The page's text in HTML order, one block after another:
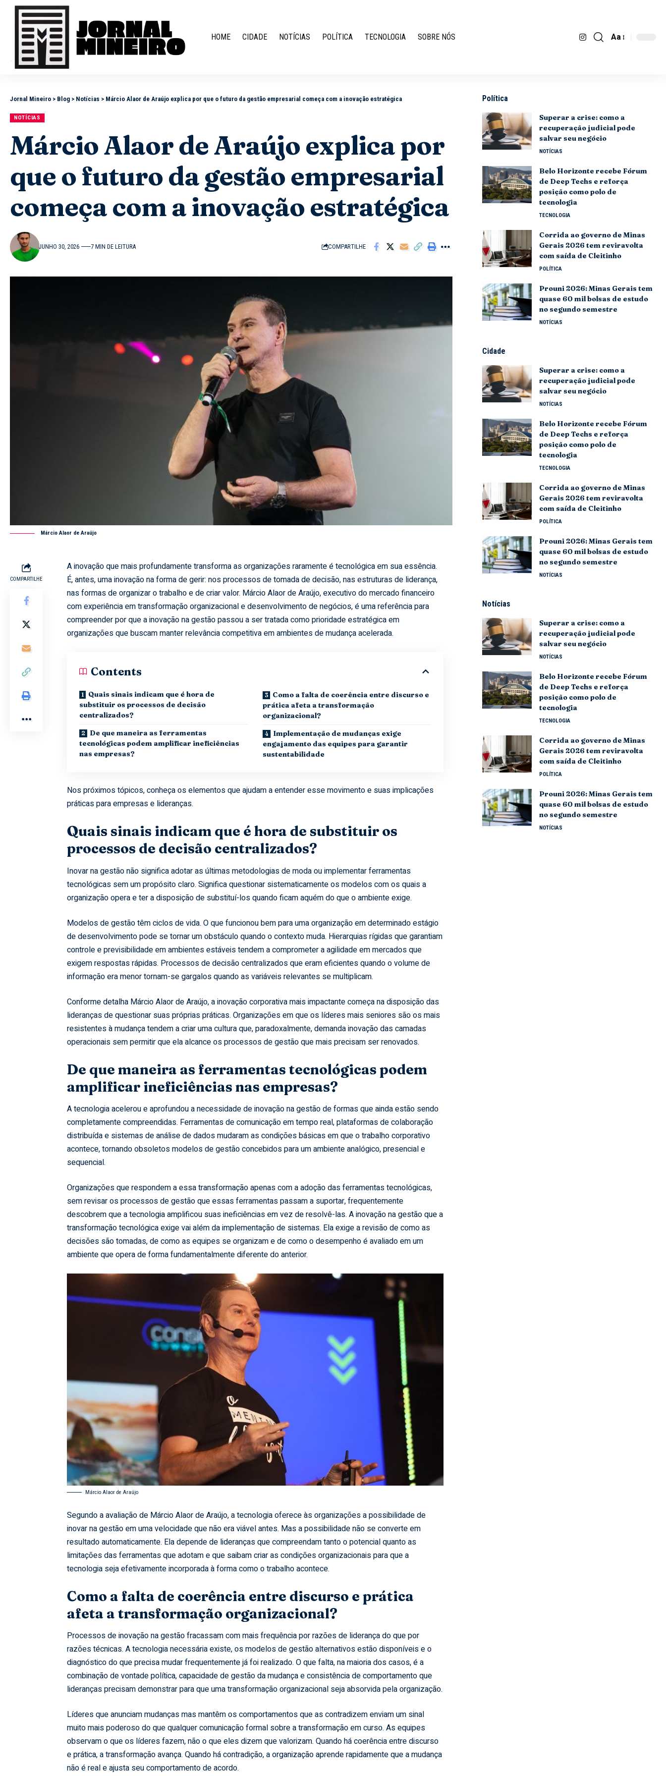
HOME CIDADE NOTÍCIAS POLÍTICA TECNOLOGIA SOBRE NÓS Aa
Jornal Mineiro > Blog > Notícias > Márcio Alaor de Araújo explica por que o futuro da gestão empresarial começa com a inovação estratégica
NOTÍCIAS
Márcio Alaor de Araújo explica por
que o futuro da gestão empresarial
começa com a inovação estratégica
JUNHO 30, 2026 7 MIN DE LEITURA COMPARTILHE
Márcio Alaor de Araújo
COMPARTILHE
A inovação que mais profundamente transforma as organizações raramente é tecnológica em sua essência.
É, antes, uma inovação na forma de gerir: nos processos de tomada de decisão, nas estruturas de liderança,
nas formas de organizar o trabalho e de criar valor. Márcio Alaor de Araújo, executivo do mercado financeiro
com experiência em transformação organizacional e desenvolvimento de negócios, é uma referência para
compreender por que a inovação na gestão passou a ser tratada como prioridade estratégica em
organizações que buscam manter relevância competitiva em ambientes de mudança acelerada.
Contents
Quais sinais indicam que é hora de
substituir os processos de decisão
centralizados?
De que maneira as ferramentas
tecnológicas podem amplificar ineficiências
nas empresas?
Como a falta de coerência entre discurso e
prática afeta a transformação
organizacional?
Implementação de mudanças exige
engajamento das equipes para garantir
sustentabilidade
Nos próximos tópicos, conheça os elementos que ajudam a entender esse movimento e suas implicações
práticas para empresas e lideranças.
Quais sinais indicam que é hora de substituir os
processos de decisão centralizados?
Inovar na gestão não significa adotar as últimas metodologias de moda ou implementar ferramentas
tecnológicas sem um propósito claro. Significa questionar sistematicamente os modelos com os quais a
organização opera e ter a disposição de substituí-los quando ficam aquém do que o ambiente exige.
Modelos de gestão têm ciclos de vida. O que funcionou bem para uma organização em determinado estágio
de desenvolvimento pode se tornar um obstáculo quando o contexto muda. Hierarquias rígidas que garantiam
controle e previsibilidade em ambientes estáveis tendem a comprometer a agilidade em mercados que
exigem respostas rápidas. Processos de decisão centralizados que eram eficientes quando o volume de
informação era menor tornam-se gargalos quando as variáveis relevantes se multiplicam.
Conforme detalha Márcio Alaor de Araújo, a inovação corporativa mais impactante começa na disposição das
lideranças de questionar suas próprias práticas. Organizações em que os líderes mais seniores são os mais
resistentes à mudança tendem a criar uma cultura que, paradoxalmente, demanda inovação das camadas
operacionais sem permitir que ela alcance os processos de gestão que mais precisam ser renovados.
De que maneira as ferramentas tecnológicas podem
amplificar ineficiências nas empresas?
A tecnologia acelerou e aprofundou a necessidade de inovação na gestão de formas que ainda estão sendo
completamente compreendidas. Ferramentas de comunicação em tempo real, plataformas de colaboração
distribuída e sistemas de análise de dados mudaram as condições básicas em que o trabalho corporativo
acontece, tornando obsoletos modelos de gestão concebidos para um ambiente analógico, presencial e
sequencial.
Organizações que respondem a essa transformação apenas com a adoção das ferramentas tecnológicas,
sem revisar os processos de gestão que essas ferramentas passam a suportar, frequentemente
descobrem que a tecnologia amplificou suas ineficiências em vez de resolvê-las. A inovação na gestão que a
transformação tecnológica exige vai além da implementação de sistemas. Ela exige a revisão de como as
decisões são tomadas, de como as equipes se organizam e de como o desempenho é avaliado em um
ambiente que opera de forma fundamentalmente diferente do anterior.
Márcio Alaor de Araújo
Segundo a avaliação de Márcio Alaor de Araújo, a tecnologia oferece às organizações a possibilidade de
inovar na gestão em uma velocidade que não era viável antes. Mas a possibilidade não se converte em
resultado automaticamente. Ela depende de lideranças que compreendam tanto o potencial quanto as
limitações das ferramentas que adotam e que saibam criar as condições organizacionais para que a
tecnologia seja efetivamente incorporada à forma como o trabalho acontece.
Como a falta de coerência entre discurso e prática
afeta a transformação organizacional?
Processos de inovação na gestão fracassam com mais frequência por razões de liderança do que por
razões técnicas. A tecnologia necessária existe, os modelos de gestão alternativos estão disponíveis e o
diagnóstico do que precisa mudar frequentemente já foi realizado. O que falta, na maioria dos casos, é a
combinação de vontade política, capacidade de gestão da mudança e consistência de comportamento que
lideranças precisam demonstrar para que uma transformação organizacional seja absorvida pela organização.
Líderes que anunciam mudanças mas mantêm os comportamentos que as contradizem enviam um sinal
muito mais poderoso do que qualquer comunicação formal sobre a transformação em curso. As equipes
observam o que os líderes fazem, não o que eles dizem que valorizam. Quando há coerência entre discurso
e prática, a transformação avança. Quando há contradição, a organização aprende rapidamente que a mudança
não é real e ajusta seu comportamento de acordo.
Política
Superar a crise: como a
recuperação judicial pode
salvar seu negócio
NOTÍCIAS
Belo Horizonte recebe Fórum
de Deep Techs e reforça
posição como polo de
tecnologia
TECNOLOGIA
Corrida ao governo de Minas
Gerais 2026 tem reviravolta
com saída de Cleitinho
POLÍTICA
Prouni 2026: Minas Gerais tem
quase 60 mil bolsas de estudo
no segundo semestre
NOTÍCIAS
Cidade
Superar a crise: como a
recuperação judicial pode
salvar seu negócio
NOTÍCIAS
Belo Horizonte recebe Fórum
de Deep Techs e reforça
posição como polo de
tecnologia
TECNOLOGIA
Corrida ao governo de Minas
Gerais 2026 tem reviravolta
com saída de Cleitinho
POLÍTICA
Prouni 2026: Minas Gerais tem
quase 60 mil bolsas de estudo
no segundo semestre
NOTÍCIAS
Notícias
Superar a crise: como a
recuperação judicial pode
salvar seu negócio
NOTÍCIAS
Belo Horizonte recebe Fórum
de Deep Techs e reforça
posição como polo de
tecnologia
TECNOLOGIA
Corrida ao governo de Minas
Gerais 2026 tem reviravolta
com saída de Cleitinho
POLÍTICA
Prouni 2026: Minas Gerais tem
quase 60 mil bolsas de estudo
no segundo semestre
NOTÍCIAS